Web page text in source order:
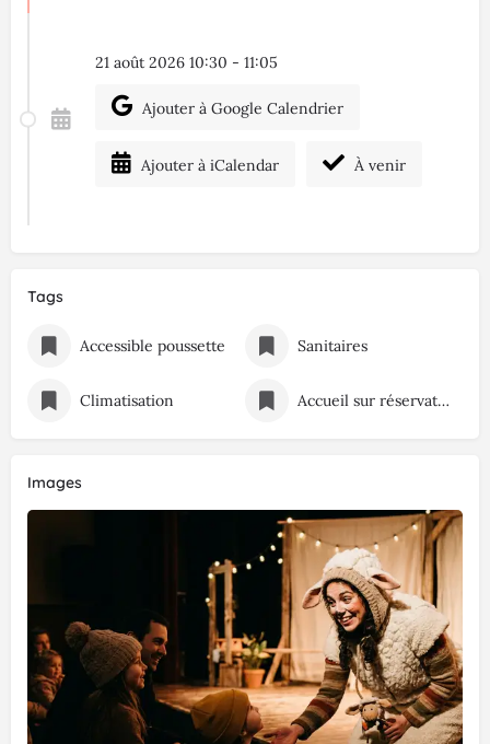
21 août 2026 10:30 - 11:05
Ajouter à Google Calendrier
Ajouter à iCalendar À venir
Tags
Accessible poussette Sanitaires
Climatisation Accueil sur réservation
Images